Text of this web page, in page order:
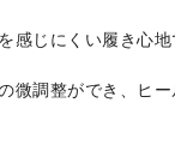
感じにくい履き心地
微調整ができ、ヒ